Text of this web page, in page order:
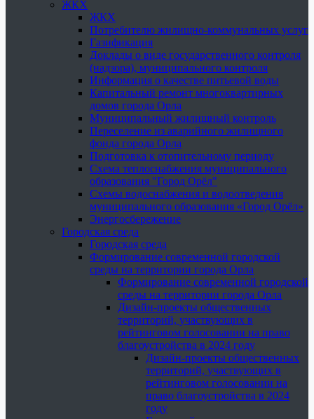
ЖКХ
ЖКХ
Потребителю жилищно-коммунальных услуг
Газификация
Доклады о виде государственного контроля
(надзора), муниципального контроля
Информация о качестве питьевой воды
Капитальный ремонт многоквартирных
домов города Орла
Муниципальный жилищный контроль
Переселение из аварийного жилищного
фонда города Орла
Подготовка к отопительному периоду
Схема теплоснабжения муниципального
образования "Город Орёл"
Схемы водоснабжения и водоотведения
муниципального образования «Город Орёл»
Энергосбережение
Городская среда
Городская среда
Формирование современной городской
среды на территории города Орла
Формирование современной городской
среды на территории города Орла
Дизайн-проекты общественных
территорий, участвующих в
рейтинговом голосовании на право
благоустройства в 2024 году
Дизайн-проекты общественных
территорий, участвующих в
рейтинговом голосовании на
право благоустройства в 2024
году